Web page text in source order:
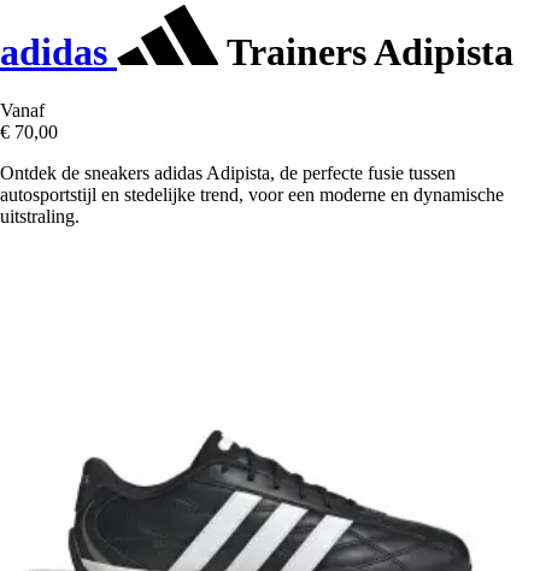
adidas Trainers Adipista
Vanaf
€ 70,00
Ontdek de sneakers adidas Adipista, de perfecte fusie tussen
autosportstijl en stedelijke trend, voor een moderne en dynamische
uitstraling.